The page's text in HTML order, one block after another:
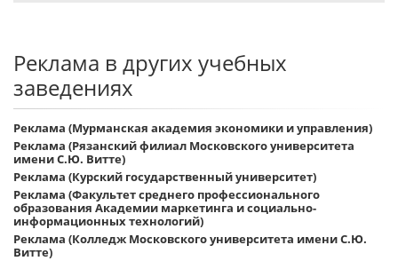
Реклама в других учебных
заведениях
Реклама (Мурманская академия экономики и управления)
Реклама (Рязанский филиал Московского университета
имени С.Ю. Витте)
Реклама (Курский государственный университет)
Реклама (Факультет среднего профессионального
образования Академии маркетинга и социально-
информационных технологий)
Реклама (Колледж Московского университета имени С.Ю.
Витте)